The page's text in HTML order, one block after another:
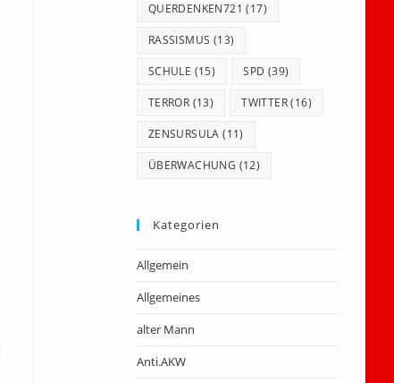
QUERDENKEN721 (17)
RASSISMUS (13)
SCHULE (15) SPD (39)
TERROR (13) TWITTER(16)
ZENSURSULA (11)
ÜBERWACHUNG (12)
Kategorien
Allgemein
Allgemeines
alter Mann
Anti.AKW